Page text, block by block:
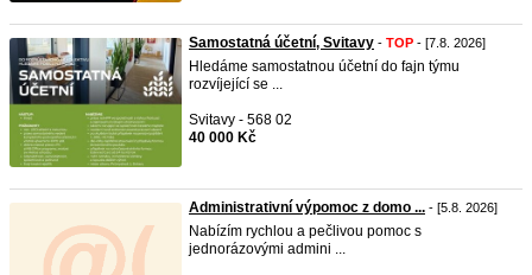
Samostatná účetní, Svitavy - TOP - [7.8. 2026]
Hledáme samostatnou účetní do fajn týmu
rozvíjející se ...
Svitavy - 568 02
40 000 Kč
Administrativní výpomoc z domo ... - [5.8. 2026]
Nabízím rychlou a pečlivou pomoc s
jednorázovými admini ...